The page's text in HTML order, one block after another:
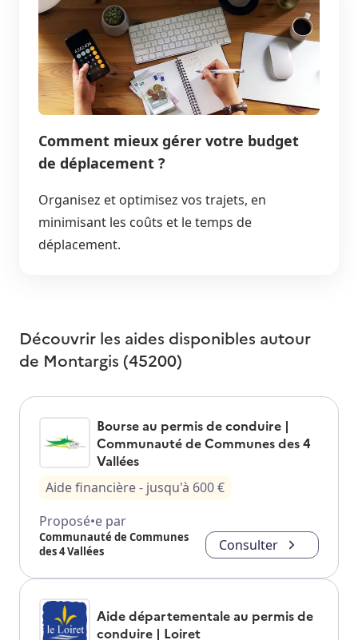
Comment mieux gérer votre budget
de déplacement ?
Organisez et optimisez vos trajets, en
minimisant les coûts et le temps de
déplacement.
Découvrir les aides disponibles autour
de Montargis (45200)
Bourse au permis de conduire |
Communauté de Communes des 4
Vallées
Aide financière- jusqu'à 600€
Proposé•e par
Communauté de Communes
des 4 Vallées
Consulter
Aide départementale au permis de
conduire | Loiret